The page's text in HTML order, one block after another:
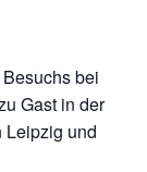
bei
Gast in der
und